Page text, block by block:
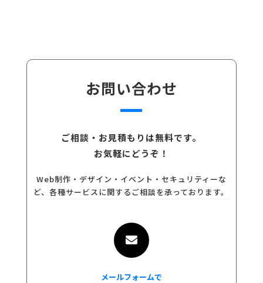
お問い合わせ
ご相談・お見積もりは無料です。
お気軽にどうぞ！
Web制作・デザイン・イベント・セキュリティーな
ど、各種サービスに関するご相談を承っております。

メールフォームで